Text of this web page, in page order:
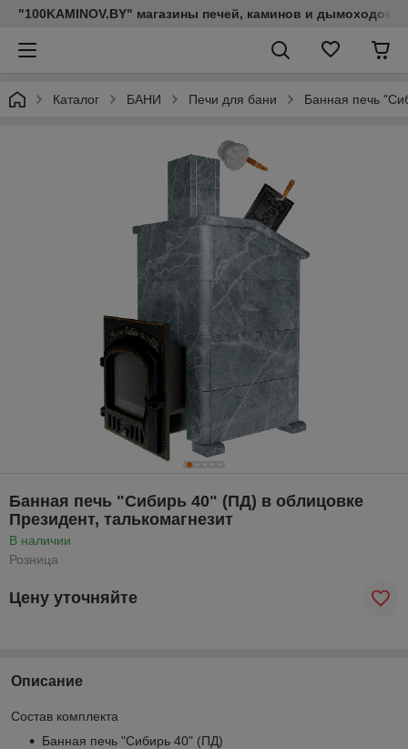
"100KAMINOV.BY" магазины печей, каминов и дымоходов
Каталог БАНИ Печи для бани Банная печь
Банная печь "Сибирь 40" (ПД) в облицовке
Президент, талькомагнезит
В наличии
Розница
Цену уточняйте
Описание
Состав комплекта
Банная печь "Сибирь 40" (ПД)